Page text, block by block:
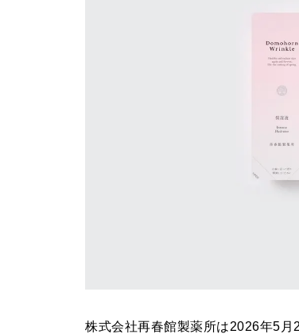
株式会社再春館製薬所は2026年5月